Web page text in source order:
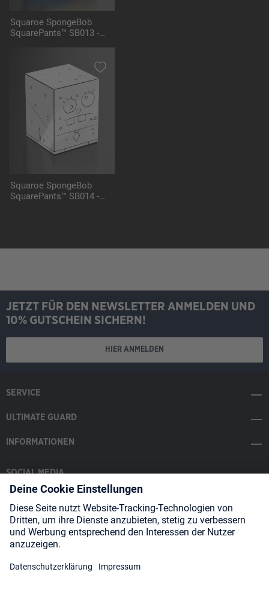
Squaroe SpongeBob
SquarePants™ SB013 -
Squaroe SpongeBob
SquarePants™ SB014 -
JETZT FÜR DEN NEWSLETTER ANMELDEN UND
10% GUTSCHEIN SICHERN!
HIER ANMELDEN
SERVICE
ULTIMATE GUARD
INFORMATIONEN
SOCIAL MEDIA
Payment Methods
Shipping